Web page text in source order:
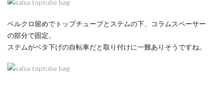
ベルクロ留めでトップチューブとステムの下、コラムスペーサー
の部分で固定。
ステムがベタ下げの自転車だと取り付けに一難ありそうですね。